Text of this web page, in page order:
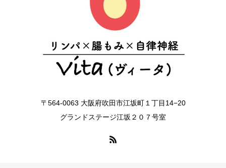
〒564-0063 大阪府吹田市江坂町１丁目14−20
グランドステージ江坂２０７号室